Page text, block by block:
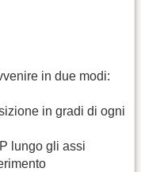
in due modi:
in gradi di ogni
lungo gli assi